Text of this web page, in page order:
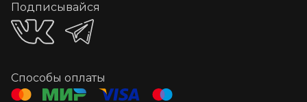
Подписывайся
Способы оплаты